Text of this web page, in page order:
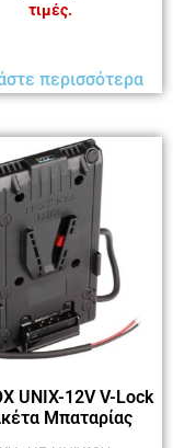
τιμές.
περισσότερα
UNIX-12V V-Lock
Μπαταρίας